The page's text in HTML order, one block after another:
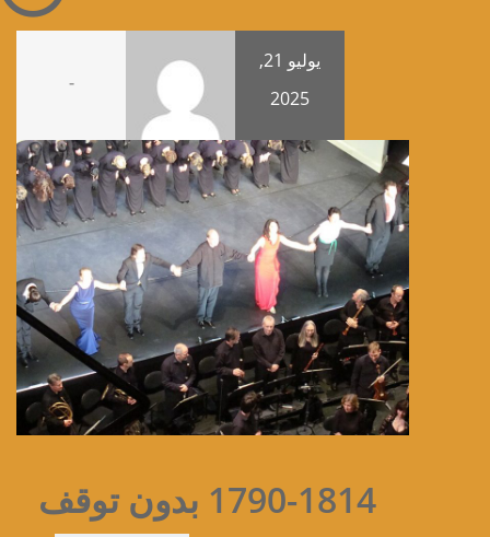
يوليو 21,
2025
-
1790-1814 بدون توقف